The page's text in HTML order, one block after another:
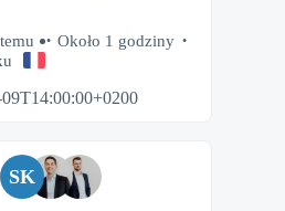
Około 1 godziny
SK